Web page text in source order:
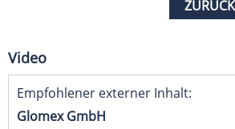
Video
Empfohlener externer Inhalt:
Glomex GmbH